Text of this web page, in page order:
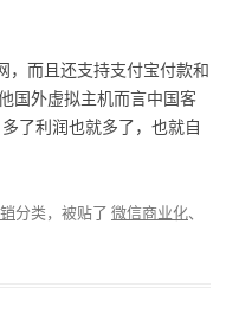
，而且还支持支付宝付款和
国外虚拟主机而言中国客
了利润也就多了，也就自
分类，被贴了 微信商业化、